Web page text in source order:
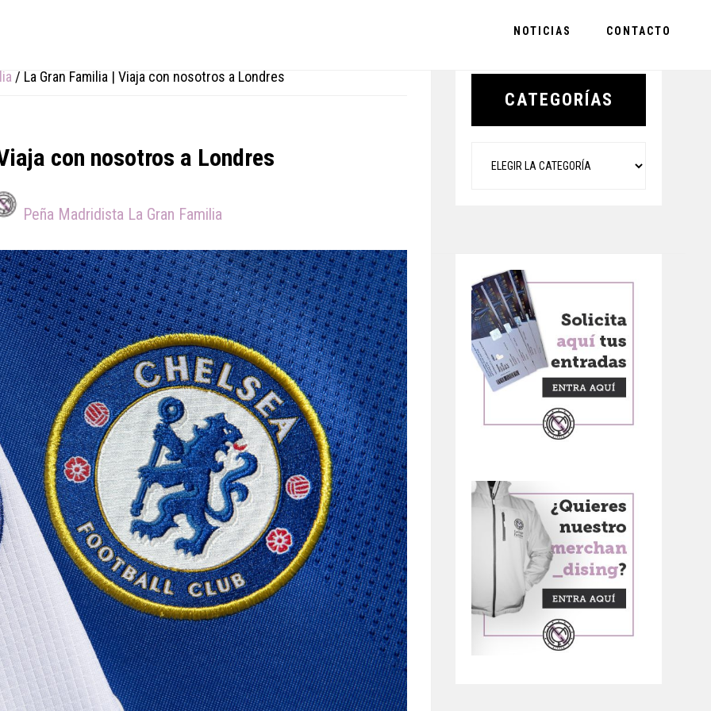
NOTICIAS CONTACTO
/ La Gran Familia | Viaja con nosotros a Londres
con nosotros a Londres
Peña Madridista La Gran Familia
Primary
CATEGORÍAS